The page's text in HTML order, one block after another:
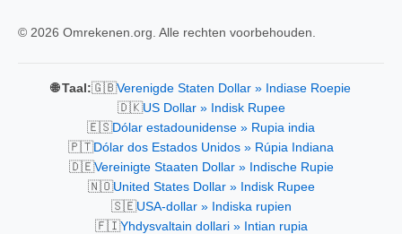
© 2026 Omrekenen.org. Alle rechten voorbehouden.
🌐 Taal:🇬🇧Verenigde Staten Dollar » Indiase Roepie
🇩🇰US Dollar » Indisk Rupee
🇪🇸Dólar estadounidense » Rupia india
🇵🇹Dólar dos Estados Unidos » Rúpia Indiana
🇩🇪Vereinigte Staaten Dollar » Indische Rupie
🇳🇴United States Dollar » Indisk Rupee
🇸🇪USA-dollar » Indiska rupien
🇫🇮Yhdysvaltain dollari » Intian rupia